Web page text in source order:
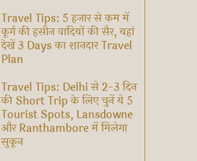
Travel Tips: 5 हजार से कम में
कूर्ग की हसीन वादियों की सैर, यहां
देखें 3 Days का शानदार Travel
Plan
Travel Tips: Delhi से 2-3 दिन
की Short Trip के लिए चुनें ये 5
Tourist Spots, Lansdowne
और Ranthambore में मिलेगा
सुकून